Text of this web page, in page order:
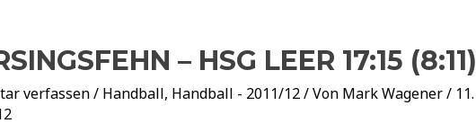
– HSG LEER 17:15 (8:11)
verfassen/ Handball, Handball - 2011/12/ Von Mark Wagener/ 11.